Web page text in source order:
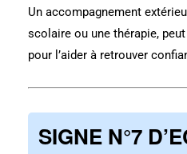
Un accompagnement
scolaire ou une thérapie,
pour l’aider à retrouver
SIGNE N°7